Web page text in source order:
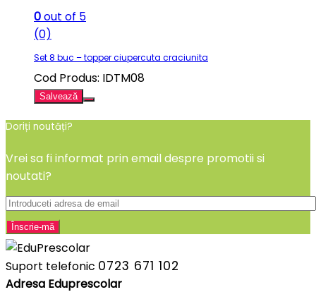
0out of 5
(0)
Set 8 buc – topper ciupercuta craciunita
Cod Produs: IDTM08
Salvează
Doriți noutăți?
Vrei sa fi informat prin email despre promotii si
noutati?
Suport telefonic 0723 671 102
Adresa Eduprescolar